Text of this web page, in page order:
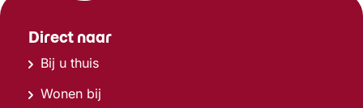
Direct naar
Bij u thuis
Wonen bij